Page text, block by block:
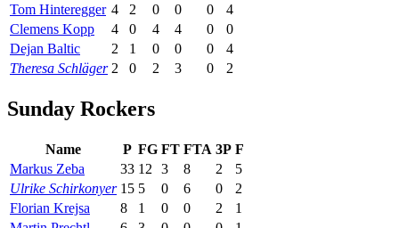
Tom Hinteregger 4 2 0 0 0
4
Clemens Kopp
4 0 4 4 0
0
Dejan Baltic
2 1 0 0 0
4
Theresa Schläger 2 0 2 3 0 2
Sunday Rockers
Name P FG FT FTA 3P F
Markus Zeba
33 12 3 8 2
5
Ulrike Schirkonyer 15 5 0 6 0
2
Florian Krejsa
8 1 0 0 2
1